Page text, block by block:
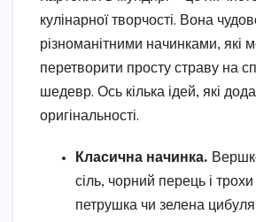
кулінарної творчості. Вона
різноманітними начинками, які
перетворити просту страву на
шедевр. Ось кілька ідей, які
оригінальності.
Класична начинка.
сіль, чорний перець і трохи
петрушка чи зелена